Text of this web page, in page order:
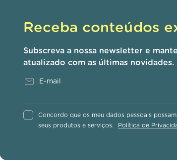
Receba conteúdos
Subscreva a nossa newsletter e
atualizado com as últimas novidades.
Concordo que os meu dados pessoais
seus produtos e serviços.
Política de